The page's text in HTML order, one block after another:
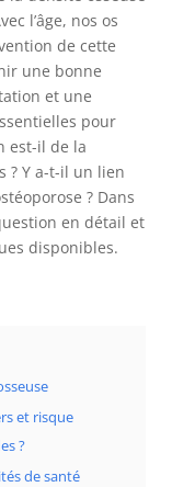
l’âge, nos os
de cette
une bonne
et une
pour
est-il de la
? Y a-t-il un lien
? Dans
en détail et
disponibles.
et risque
?
de santé